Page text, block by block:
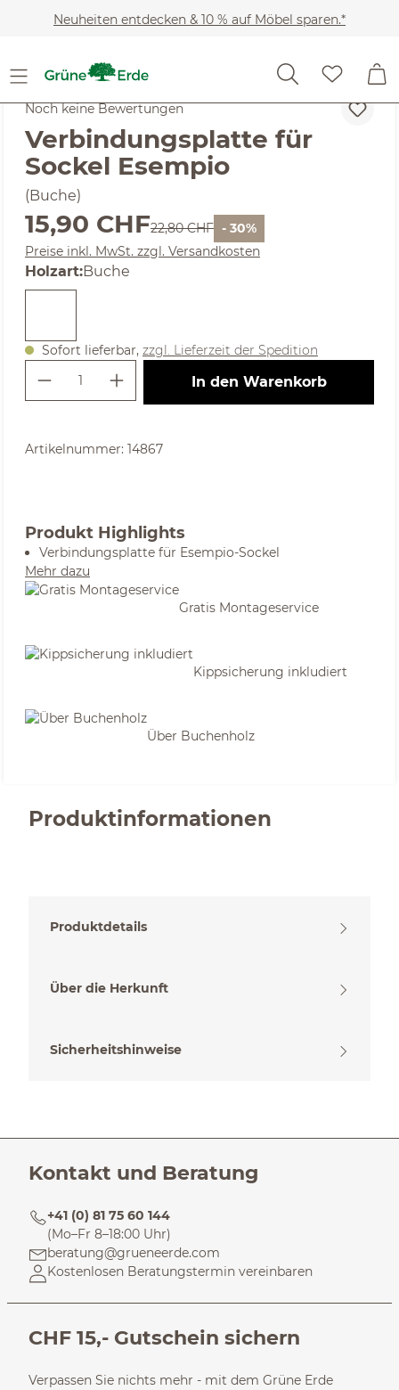
Zum Hauptinhalt springen
Neuheiten entdecken & 10 % auf Möbel sparen.*
SALE
Noch keine Bewertungen
Verbindungsplatte für
Sockel Esempio
(Buche)
Verkaufspreis:
15,90 CHFRegulärer Preis:
22,80 CHF - 30%
Preise inkl. MwSt. zzgl. Versandkosten
Holzartauswählen
:Buche
Sofort lieferbar, zzgl. Lieferzeit der Spedition
Produkt Anzahl: Gib den
In den Warenkorb
Artikelnummer: 14867
Produkt Highlights
Verbindungsplatte für Esempio-Sockel
Mehr dazu
Gratis Montageservice
Kippsicherung inkludiert
Über Buchenholz
Produktinformationen
Produktdetails
Über die Herkunft
Sicherheitshinweise
Kontakt und Beratung
+41 (0) 81 75 60 144
(Mo–Fr 8–18:00 Uhr)
beratung@grueneerde.com
Kostenlosen Beratungstermin vereinbaren
CHF 15,- Gutschein sichern
Verpassen Sie nichts mehr - mit dem Grüne Erde